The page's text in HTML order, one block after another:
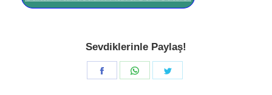
Sevdiklerinle Paylaş!
Share
Share